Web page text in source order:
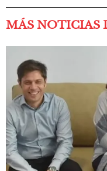
MÁS NOTICIAS